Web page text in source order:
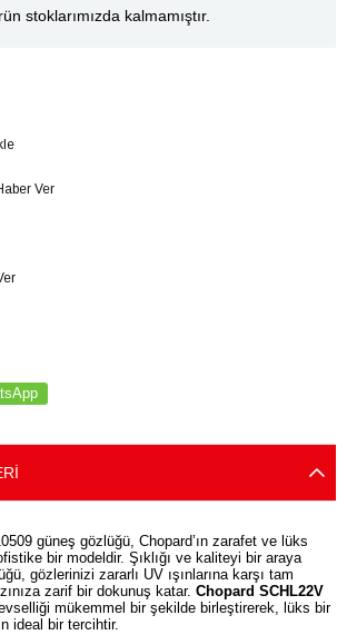
stoklarımızda kalmamıştır.
Ver
güneş gözlüğü, Chopard’ın zarafet ve lüks
bir modeldir. Şıklığı ve kaliteyi bir araya
gözlerinizi zararlı UV ışınlarına karşı tam
zarif bir dokunuş katar. Chopard SCHL22V
mükemmel bir şekilde birleştirerek, lüks bir
ideal bir tercihtir.